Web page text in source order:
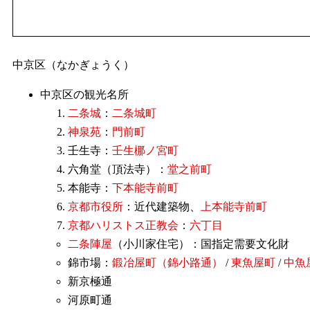
中京区（なかぎょうく）
中京区の観光名所
二条城 ： 二条城町
神泉苑 ： 門前町
壬生寺： 壬生梛ノ宮町
六角堂（頂法寺）： 堂之前町
本能寺： 下本能寺前町
京都市役所 ：近代建築物、 上本能寺前町
京都ハリストス正教会 ： 六丁目
二条陣屋 （小川家住宅）：国指定需要文化財
錦市場： 鍛冶屋町（錦小路通） /東魚屋町 /中魚
新京極通
河原町通